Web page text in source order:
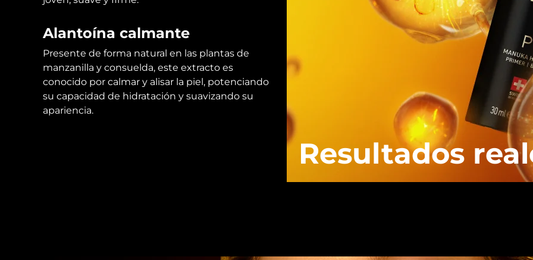
Resultados
Alantoína calmante
Presente de forma natural en las plantas de
manzanilla y consuelda, este extracto es
conocido por calmar y alisar la piel, potenciando
su capacidad de hidratación y suavizando su
apariencia.